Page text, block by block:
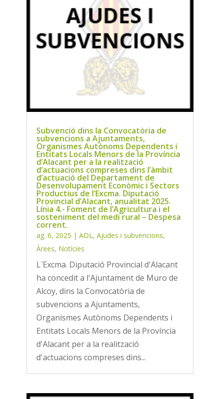
Subvenció dins la Convocatòria de
subvencions a Ajuntaments,
Organismes Autònoms Dependents i
Entitats Locals Menors de la Província
d’Alacant per a la realització
d’actuacions compreses dins l’àmbit
d’actuació del Departament de
Desenvolupament Econòmic i Sectors
Productius de l’Excma. Diputació
Provincial d’Alacant, anualitat 2025.
Línia 4.- Foment de l’Agricultura i el
sosteniment del medi rural – Despesa
corrent.
ag. 6, 2025 | ADL , Ajudes i subvencions,
Àrees, Notícies
L´Excma. Diputació Provincial d'Alacant
ha concedit a l'Ajuntament de Muro de
Alcoy, dins la Convocatòria de
subvencions a Ajuntaments,
Organismes Autònoms Dependents i
Entitats Locals Menors de la Província
d'Alacant per a la realització
d'actuacions compreses dins...